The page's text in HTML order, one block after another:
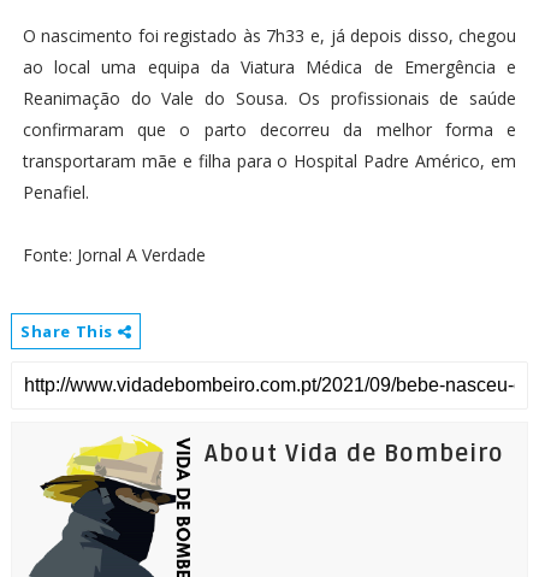
O nascimento foi registado às 7h33 e, já depois disso, chegou
ao local uma equipa da Viatura Médica de Emergência e
Reanimação do Vale do Sousa. Os profissionais de saúde
confirmaram que o parto decorreu da melhor forma e
transportaram mãe e filha para o Hospital Padre Américo, em
Penafiel.
Fonte: Jornal A Verdade
Share This
About Vida de Bombeiro